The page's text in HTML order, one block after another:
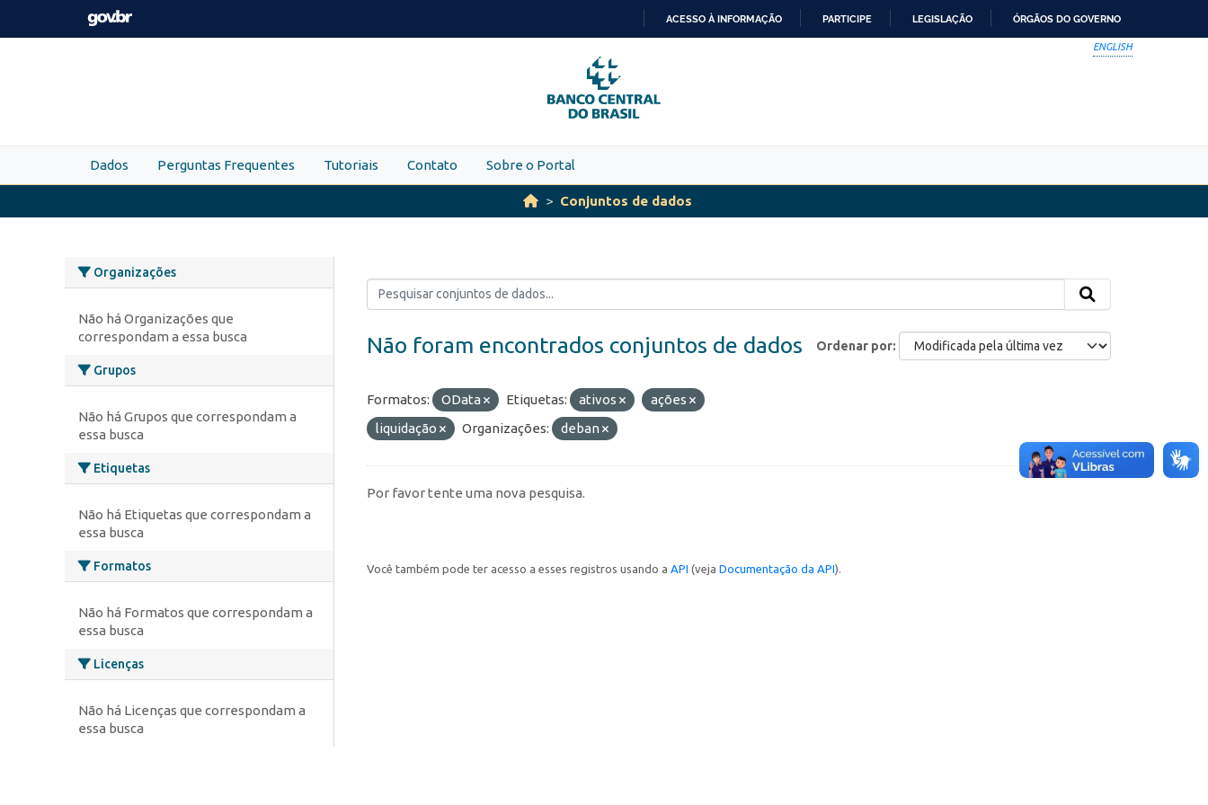
Skip to main content
PARA
O
CONTEÚDO
ACESSO À INFORMAÇÃO PARTICIPE LEGISLAÇÃO ÓRGÃOS DO GOVERNO
ENGLISH
Dados Perguntas Frequentes Tutoriais Contato Sobre o Portal
Conjuntos de dados
Organizações
Não há Organizações que
correspondam a essa busca
Grupos
Não há Grupos que correspondam a
essa busca
Etiquetas
Não há Etiquetas que correspondam a
essa busca
Formatos
Não há Formatos que correspondam a
essa busca
Licenças
Não há Licenças que correspondam a
essa busca
Ordenar por
Não foram encontrados conjuntos de dados
Formatos: OData Etiquetas: ativos
ações
liquidação
Organizações: deban
Por favor tente uma nova pesquisa.
Você também pode ter acesso a esses registros usando a API (veja Documentação da API).